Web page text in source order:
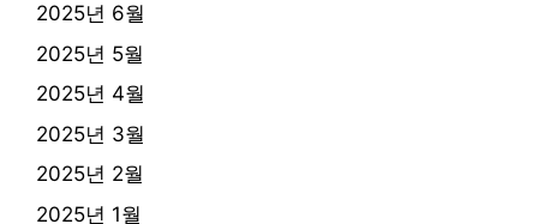
2025년 6월
2025년 5월
2025년 4월
2025년 3월
2025년 2월
2025년 1월